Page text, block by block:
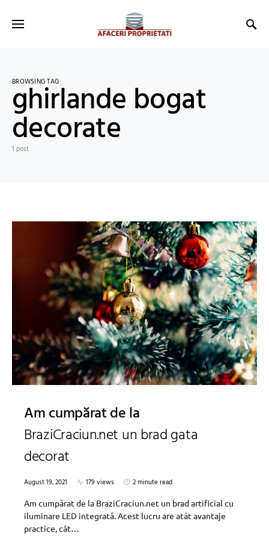
BROWSING TAG
ghirlande bogat
decorate
1 post
Am cumpărat de la
BraziCraciun.net un brad gata
decorat
August 19, 2021 179 views
2 minute read
Am cumpărat de la BraziCraciun.net un brad artificial cu
iluminare LED integrată. Acest lucru are atât avantaje
practice, cât…